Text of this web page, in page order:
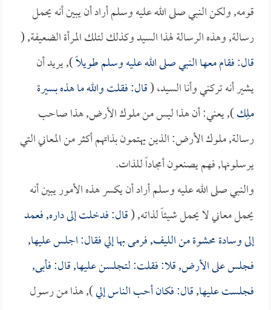
قومه, ولكن النبي صلى الله عليه وسلم أراد أن يبين أنه يحمل
رسالة, وهذه الرسالة لهذا السيد وكذلك لتلك المرأة الضعيفة, (
قال: فقام معها النبي صلى الله عليه وسلم طويلاً), يريد أن
يشير أنه تركني وأنا السيد، (قال: فقلت والله ما هذه بسيرة
ملِك), يعني: أن هذا ليس من ملوك الأرض, هذا صاحب
رسالة, ملوك الأرض: الذين يهتمون بذاتهم أكثر من المعاني التي
يرسلونها, فهم يصنعون أمجاداً للذات.
والنبي صلى الله عليه وسلم أراد أن يكسر هذه الأمور يبين أنه
يحمل معاني لا يحمل شيئاً لذاته, (قال: فدخلت إلى داره, فعمد
إلى وسادة محشوة من الليف, فرمى بها إلي فقال: اجلس عليها,
فجلس على الأرض, قلا: فقلت: لتجلسن عليها, قال: فأبى,
فجلست عليها, قال: فكان أحب الناس إلي), هذا من رسول